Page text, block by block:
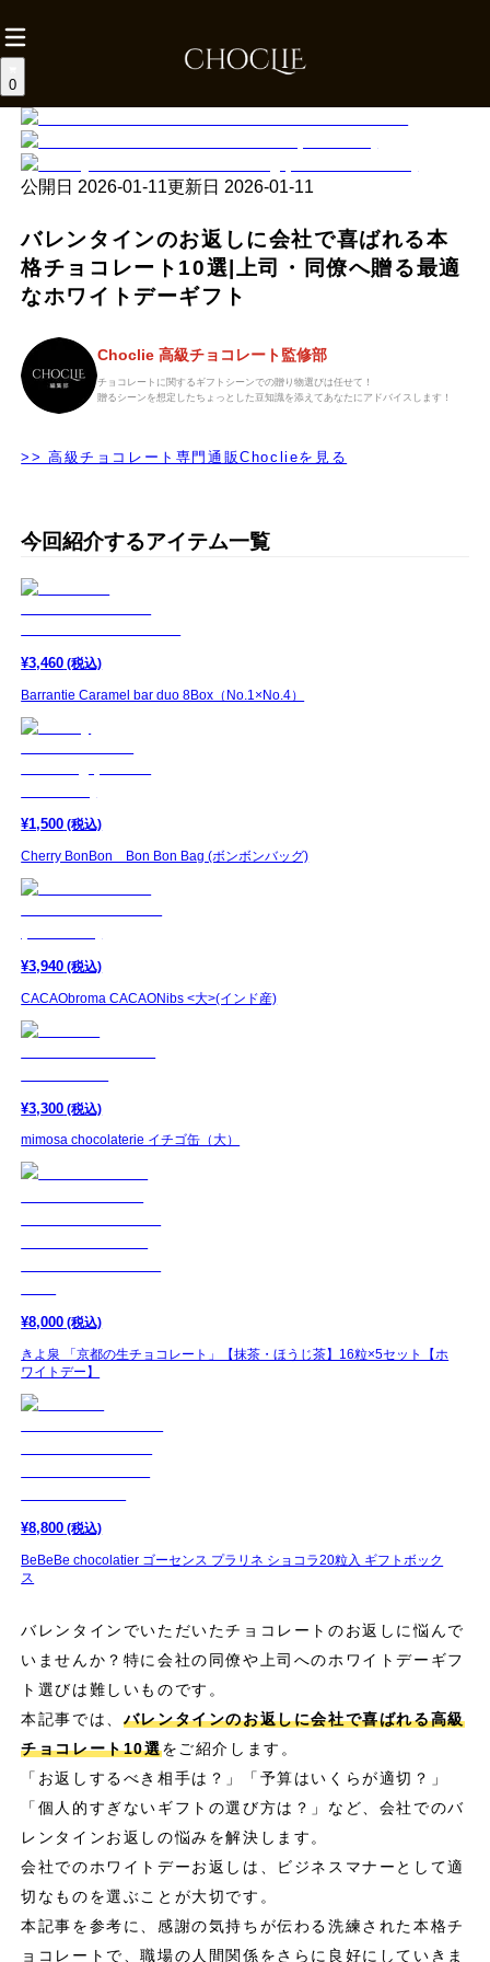
0
公開日 2026-01-11更新日 2026-01-11
バレンタインのお返しに会社で喜ばれる本
格チョコレート10選|上司・同僚へ贈る最適
なホワイトデーギフト
Choclie 高級チョコレート監修部
チョコレートに関するギフトシーンでの贈り物選びは任せて！
贈るシーンを想定したちょっとした豆知識を添えてあなたにアドバイスします！
>> 高級チョコレート専門通販Choclieを見る
今回紹介するアイテム一覧
¥3,460 (税込)
Barrantie Caramel bar duo 8Box（No.1×No.4）
¥1,500 (税込)
Cherry BonBon Bon Bon Bag (ボンボンバッグ)
¥3,940 (税込)
CACAObroma CACAONibs <大>(インド産)
¥3,300 (税込)
mimosa chocolaterie イチゴ缶（大）
¥8,000 (税込)
きよ泉 「京都の生チョコレート」【抹茶・ほうじ茶】16粒×5セット【ホ
ワイトデー】
¥8,800 (税込)
BeBeBe chocolatier ゴーセンス プラリネ ショコラ20粒入 ギフトボック
ス
バレンタインでいただいたチョコレートのお返しに悩んで
いませんか？特に会社の同僚や上司へのホワイトデーギフ
ト選びは難しいものです。
本記事では、 バレンタインのお返しに会社で喜ばれる高級
チョコレート10選をご紹介します。
「お返しするべき相手は？」「予算はいくらが適切？」
「個人的すぎないギフトの選び方は？」など、会社でのバ
レンタインお返しの悩みを解決します。
会社でのホワイトデーお返しは、ビジネスマナーとして適
切なものを選ぶことが大切です。
本記事を参考に、感謝の気持ちが伝わる洗練された本格チ
ョコレートで、職場の人間関係をさらに良好にしていきま